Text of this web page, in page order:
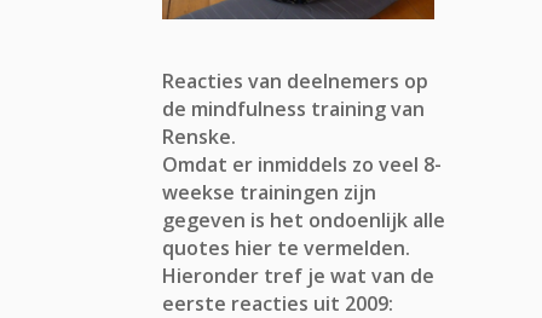
Reacties van deelnemers op
de mindfulness training van
Renske.
Omdat er inmiddels zo veel 8-
weekse trainingen zijn
gegeven is het ondoenlijk alle
quotes hier te vermelden.
Hieronder tref je wat van de
eerste reacties uit 2009: